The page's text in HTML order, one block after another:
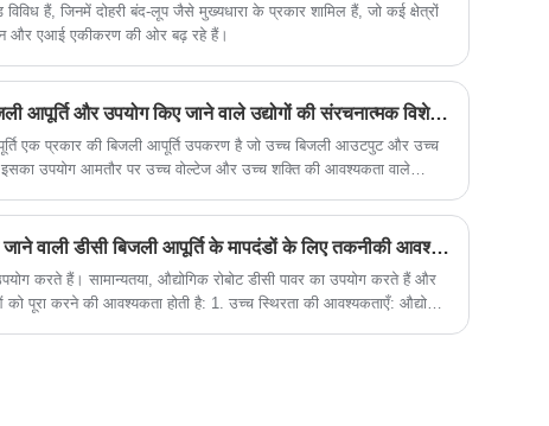
विविध हैं, जिनमें दोहरी बंद-लूप जैसे मुख्यधारा के प्रकार शामिल हैं, जो कई क्षेत्रों
और एआई एकीकरण की ओर बढ़ रहे हैं।
उच्च-शक्ति और उच्च-वोल्टेज बिजली आपूर्ति और उपयोग किए जाने वाले उद्योगों की संरचनात्मक विशेषताएं क्या हैं?
एक प्रकार की बिजली आपूर्ति उपकरण है जो उच्च बिजली आउटपुट और उच्च
उपयोग आमतौर पर उच्च वोल्टेज और उच्च शक्ति की आवश्यकता वाले
औद्योगिक रोबोटों द्वारा उपयोग की जाने वाली डीसी बिजली आपूर्ति के मापदंडों के लिए तकनीकी आवश्यकताएं क्या हैं?
करते हैं। सामान्यतया, औद्योगिक रोबोट डीसी पावर का उपयोग करते हैं और
पूरा करने की आवश्यकता होती है: 1. उच्च स्थिरता की आवश्यकताएँ: औद्योगिक